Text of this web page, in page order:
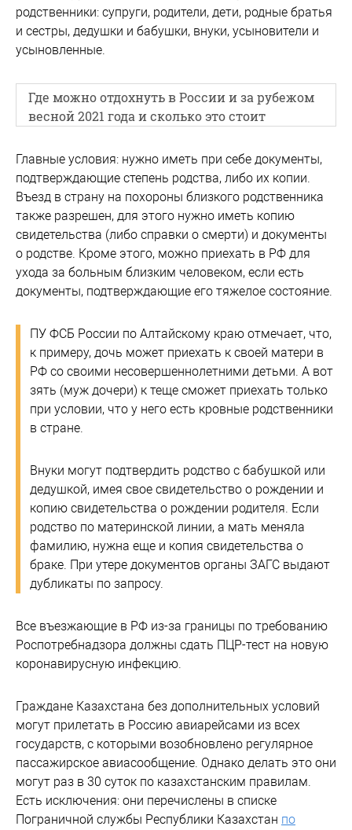
родственники: супруги, родители, дети, родные братья
и сестры, дедушки и бабушки, внуки, усыновители и
усыновленные.
Где можно отдохнуть в России и за рубежом
весной 2021 года и сколько это стоит
Главные условия: нужно иметь при себе документы,
подтверждающие степень родства, либо их копии.
Въезд в страну на похороны близкого родственника
также разрешен, для этого нужно иметь копию
свидетельства (либо справки о смерти) и документы
о родстве. Кроме этого, можно приехать в РФ для
ухода за больным близким человеком, если есть
документы, подтверждающие его тяжелое состояние.
ПУ ФСБ России по Алтайскому краю отмечает, что,
к примеру, дочь может приехать к своей матери в
РФ со своими несовершеннолетними детьми. А вот
зять (муж дочери) к теще сможет приехать только
при условии, что у него есть кровные родственники
в стране.
Внуки могут подтвердить родство с бабушкой или
дедушкой, имея свое свидетельство о рождении и
копию свидетельства о рождении родителя. Если
родство по материнской линии, а мать меняла
фамилию, нужна еще и копия свидетельства о
браке. При утере документов органы ЗАГС выдают
дубликаты по запросу.
Все въезжающие в РФ из-за границы по требованию
Роспотребнадзора должны сдать ПЦР-тест на новую
коронавирусную инфекцию.
Граждане Казахстана без дополнительных условий
могут прилетать в Россию авиарейсами из всех
государств, с которыми возобновлено регулярное
пассажирское авиасообщение. Однако делать это они
могут раз в 30 суток по казахстанским правилам.
Есть исключения: они перечислены в списке
Пограничной службы Республики Казахстан по